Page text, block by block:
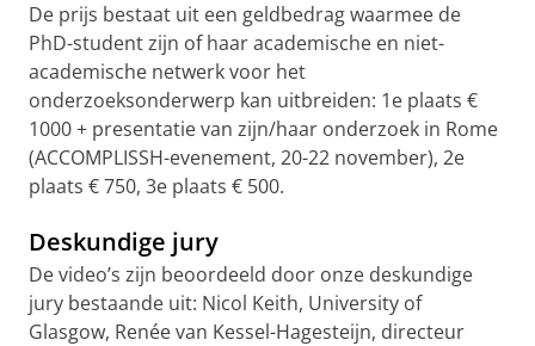
De prijs bestaat uit een geldbedrag waarmee de
PhD-student zijn of haar academische en niet-
academische netwerk voor het
onderzoeksonderwerp kan uitbreiden: 1e plaats €
1000 + presentatie van zijn/haar onderzoek in Rome
(ACCOMPLISSH-evenement, 20-22 november), 2e
plaats € 750, 3e plaats € 500.
Deskundige jury
De video’s zijn beoordeeld door onze deskundige
jury bestaande uit: Nicol Keith, University of
Glasgow, Renée van Kessel-Hagesteijn, directeur